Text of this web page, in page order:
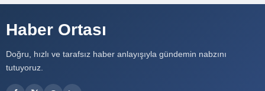
Haber Ortası
Doğru, hızlı ve tarafsız haber anlayışıyla gündemin nabzını
tutuyoruz.